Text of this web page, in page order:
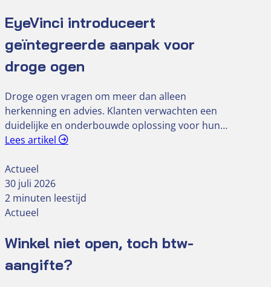
EyeVinci introduceert
geïntegreerde aanpak voor
droge ogen
Droge ogen vragen om meer dan alleen
herkenning en advies. Klanten verwachten een
duidelijke en onderbouwde oplossing voor hun…
Lees artikel
Actueel
30 juli 2026
2 minuten leestijd
Actueel
Winkel niet open, toch btw-
aangifte?